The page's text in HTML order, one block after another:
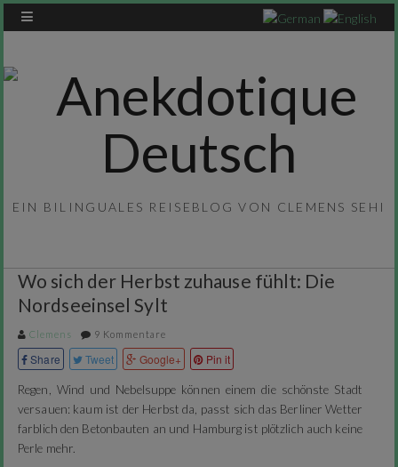
EIN BILINGUALES REISEBLOG VON CLEMENS SEHI
Wo sich der Herbst zuhause fühlt: Die
Nordseeinsel Sylt
Clemens 9 Kommentare
Share Tweet Google+ Pin it
Regen, Wind und Nebelsuppe können einem die schönste Stadt
versauen: kaum ist der Herbst da, passt sich das Berliner Wetter
farblich den Betonbauten an und Hamburg ist plötzlich auch keine
Perle mehr.